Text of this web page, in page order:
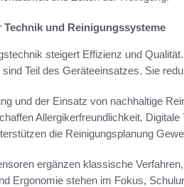
Technik und Reinigungssysteme
steigert Effizienz und
Teil des Geräteeinsatzes. Sie
und der Einsatz von nachhaltige
Allergikerfreundlichkeit.
die Reinigungsplanung
ergänzen klassische
Ergonomie stehen im Fokus,